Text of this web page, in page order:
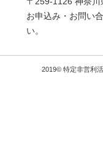
お申込み・お問い
い。
2019© 特定非営利